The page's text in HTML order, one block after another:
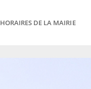
HORAIRES DE LA MAIRIE